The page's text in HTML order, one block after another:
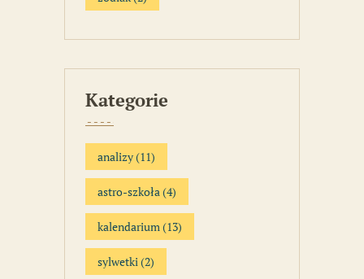
Kategorie
analizy(11)
astro-szkoła(4)
kalendarium(13)
sylwetki(2)